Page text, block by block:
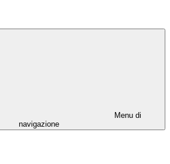
Menu di
navigazione